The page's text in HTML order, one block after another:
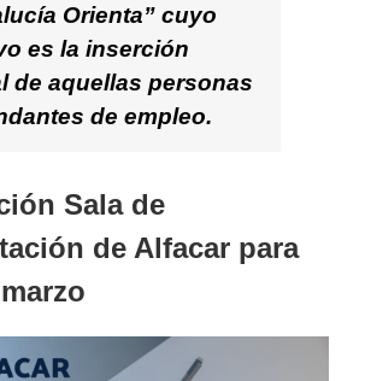
Orienta” cuyo
es la inserción
de aquellas personas
de empleo.
Sala de
de Alfacar para